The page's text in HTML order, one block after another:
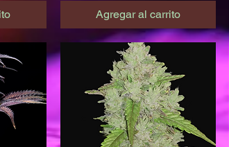
Agregar al carrito